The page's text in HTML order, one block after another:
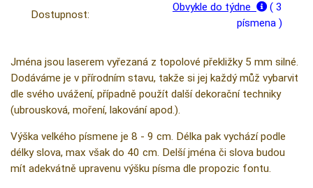
Dostupnost:
Obvykle do týdne
( 3
písmena )
Jména jsou laserem vyřezaná z topolové překližky 5 mm silné.
Dodáváme je v přírodním stavu, takže si jej každý můž vybarvit
dle svého uvážení, případně použít další dekorační techniky
(ubrousková, moření, lakování apod.).
Výška velkého písmene je 8 - 9 cm. Délka pak vychází podle
délky slova, max však do 40 cm. Delší jména či slova budou
mít adekvátně upravenu výšku písma dle propozic fontu.